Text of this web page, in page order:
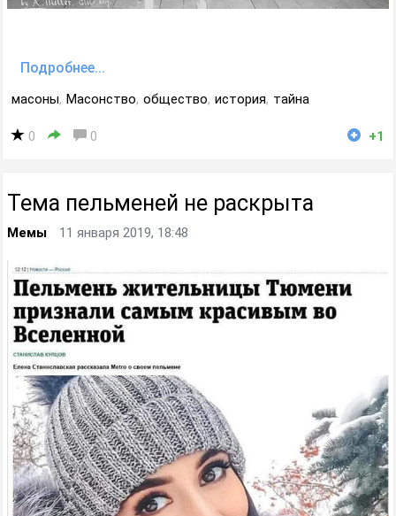
Подробнее...
масоны, Масонство, общество, история, тайна
0 0 +1
Тема пельменей не раскрыта
Мемы 11 января 2019, 18:48